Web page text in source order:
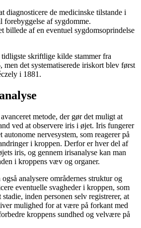
diagnosticere de medicinske tilstande i
forebyggelse af sygdomme.
billede af en eventuel sygdomsoprindelse
skriftlige kilde stammer fra
det systematiserede iriskort blev først
i 1881.
metode, der gør det muligt at
ved at observere iris i øjet. Iris fungerer
nervesystem, som reagerer på
i kroppen. Derfor er hver del af
iris, og gennem irisanalyse kan man
i kroppens væv og organer.
analysere områdernes struktur og
eventuelle svagheder i kroppen, som
inden personen selv registrerer, at
mulighed for at være på forkant med
kroppens sundhed og velvære på